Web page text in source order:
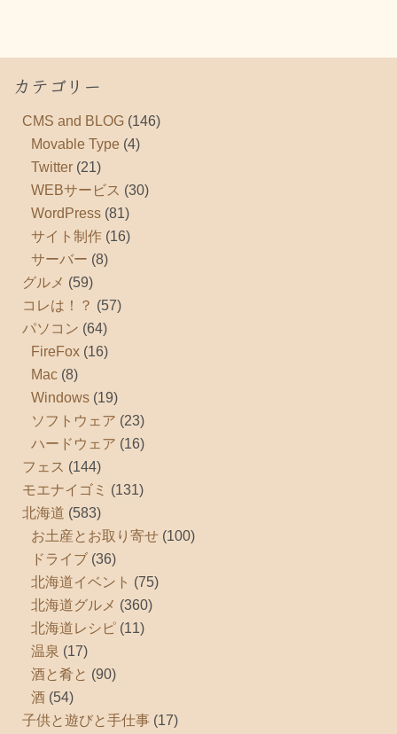
カテゴリー
CMS and BLOG (146)
Movable Type (4)
Twitter (21)
WEBサービス (30)
WordPress (81)
サイト制作 (16)
サーバー (8)
グルメ (59)
コレは！？ (57)
パソコン (64)
FireFox (16)
Mac (8)
Windows (19)
ソフトウェア (23)
ハードウェア (16)
フェス (144)
モエナイゴミ (131)
北海道 (583)
お土産とお取り寄せ (100)
ドライブ (36)
北海道イベント (75)
北海道グルメ (360)
北海道レシピ (11)
温泉 (17)
酒と肴と (90)
酒 (54)
子供と遊びと手仕事 (17)